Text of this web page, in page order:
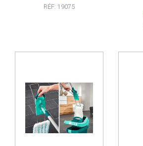
RÉF: 19075